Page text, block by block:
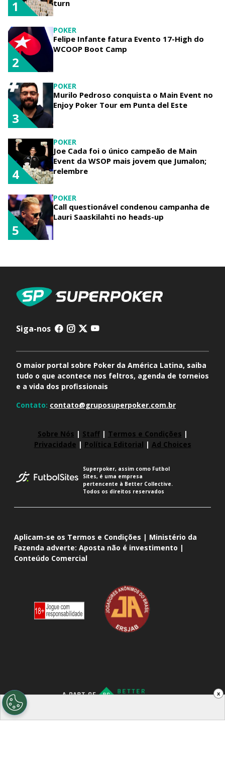
turn
1
POKER
Felipe Infante fatura Evento 17-High do
WCOOP Boot Camp
2
POKER
Murilo Pedroso conquista o Main Event no
Enjoy Poker Tour em Punta del Este
3
POKER
Joe Cada foi o único campeão de Main
Event da WSOP mais jovem que Jumalon;
relembre
4
POKER
Call questionável condenou campanha de
Lauri Saaskilahti no heads-up
5
x
Siga-nos
O maior portal sobre Poker da América Latina, saiba
tudo o que acontece nos feltros, agenda de torneios
e a vida dos profissionais
Contato: contato@gruposuperpoker.com.br
Sobre Nós | Staff| Termos e Condições |
Privacidade | Política Editorial | Ad Choices
Superpoker, assim como Futbol
Sites, é uma empresa
pertencente à Better Collective.
Todos os direitos reservados
Aplicam-se os Termos e Condições | Ministério da
Fazenda adverte: Aposta não é investimento |
Conteúdo Comercial